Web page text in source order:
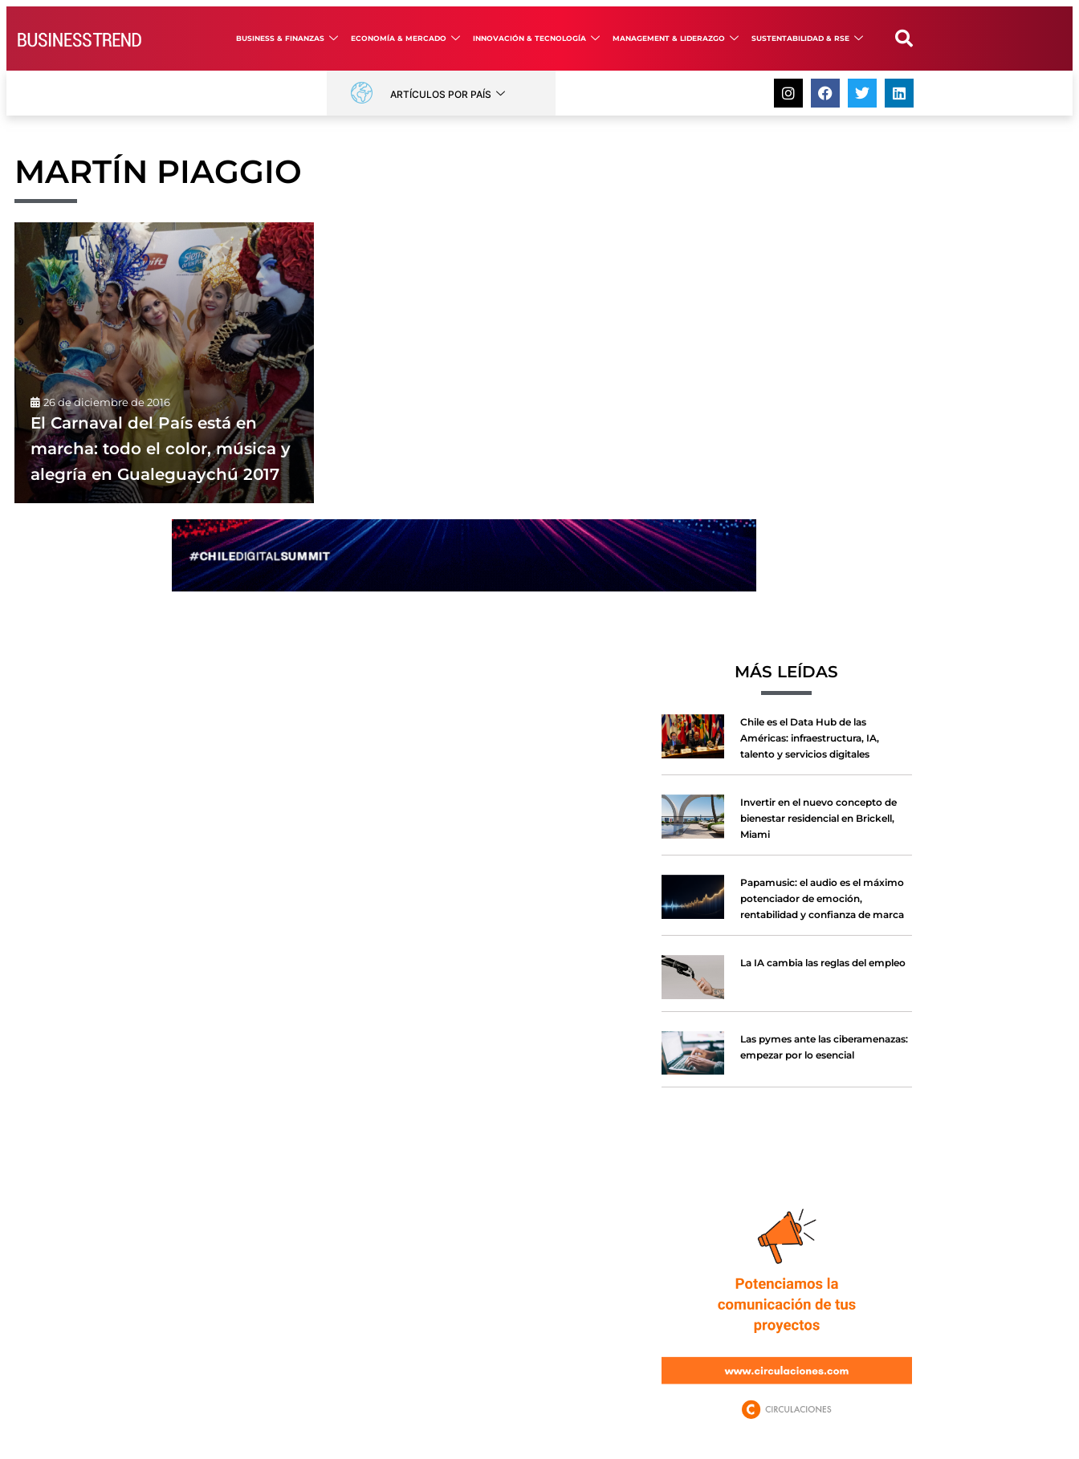
BUSINESS & FINANZAS ECONOMÍA & MERCADO INNOVACIÓN & TECNOLOGÍA MANAGEMENT & LIDERAZGO SUSTENTABILIDAD & RSE
ARTÍCULOS POR PAÍS
MARTÍN PIAGGIO
26 de diciembre de 2016
El Carnaval del País está en
marcha: todo el color, música y
alegría en Gualeguaychú 2017
MÁS LEÍDAS
Chile es el Data Hub de las
Américas: infraestructura, IA,
talento y servicios digitales
Invertir en el nuevo concepto de
bienestar residencial en Brickell,
Miami
Papamusic: el audio es el máximo
potenciador de emoción,
rentabilidad y confianza de marca
La IA cambia las reglas del empleo
Las pymes ante las ciberamenazas:
empezar por lo esencial